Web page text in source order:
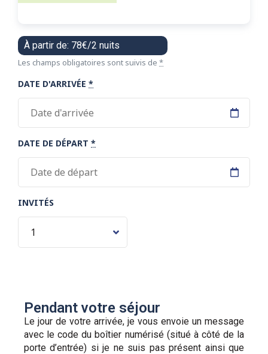
À partir de: 78€/2 nuits
Les champs obligatoires sont suivis de *
DATE D'ARRIVÉE *
DATE DE DÉPART *
INVITÉS
Pendant votre séjour
Le jour de votre arrivée, je vous envoie un message
avec le code du boîtier numérisé (situé à côté de la
porte d’entrée) si je ne suis pas présent ainsi que